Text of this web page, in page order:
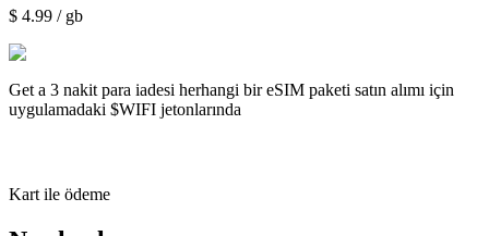
$ 4.99 / gb
Get a 3 nakit para iadesi herhangi bir eSIM paketi satın alımı için
uygulamadaki $WIFI jetonlarında
Kart ile ödeme